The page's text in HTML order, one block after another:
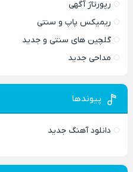
رپورتاژ آگهی
ریمیکس پاپ و سنتی
گلچین های سنتی و جدید
مداحی جدید
پیوندها
دانلود آهنگ جدید